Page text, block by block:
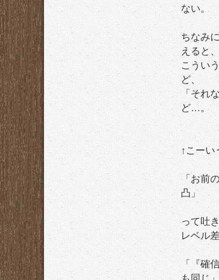
ない。
ちなみ
えると
こうい
ど、
「それ
ど…。
↑こーい
「お前
凸」
って吐
レベル
「『確